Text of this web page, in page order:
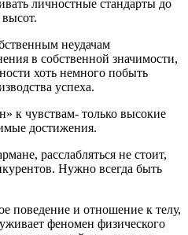
личностные стандарты до
неудачам
в собственной значимости,
хоть немного побыть
успеха.
к чувствам- только высокие
достижения.
расслабляться не стоит,
Нужно всегда быть
поведение и отношение к телу,
феномен физического